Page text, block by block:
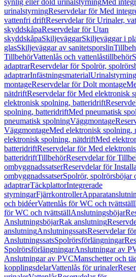
synlig eller dold urinalstyrningMed
urinalstyrningReservdelar för Med
vattenfri driftReservdelar för Urinaler,
skyddskåpaReservdelar för Utan
skyddskåpaSkiljeväggarSkiljeväggar i
glasSkiljeväggar av sanitetsporslin
TillbehörVattenlås och vattenlåstillbehör
adaptrarReservdelar för Spolrör,
adaptrarInfästningsmaterial
montageReservdelar för Dolt montage
nätdriftReservdelar för Med elektronisk
elektronisk spolning, batteridrift
spolning, batteridriftMed pneumatisk
pneumatisk spolningVäggmontage
VäggmontageMed elektronisk spolning,
elektronisk spolning, nätdriftMed
batteridriftReservdelar för Med
batteridriftTillbehörReservdelar för
ombyggnadssatserReservdelar för
ombyggnadssatserSpolrör, spolrörsböjar
adaptrarTäckplattorIntegrerade
styrningarFjärrkontroller
och bidéerVattenlås för WC och tvättställ
för WC och tvättställAnslutningsböjar
AnslutningsböjarRak anslutning
anslutningAnslutningssatsReservdelar för
AnslutningssatsSpolrörsförlängningar
SpolrörsförlängningarAnslutningar av
Anslutningar av PVCManschetter och
kopplingsdelarVattenlås för urinaler